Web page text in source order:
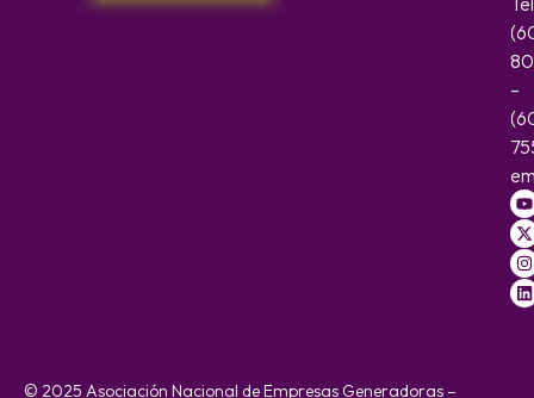
–
© 2025 Asociación Nacional de Empresas Generadoras –